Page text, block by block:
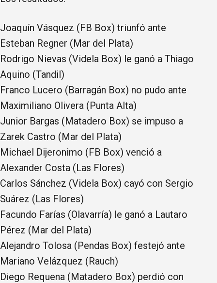
Joaquín Vásquez (FB Box) triunfó ante
Esteban Regner (Mar del Plata)
Rodrigo Nievas (Videla Box) le ganó a Thiago
Aquino (Tandil)
Franco Lucero (Barragán Box) no pudo ante
Maximiliano Olivera (Punta Alta)
Junior Bargas (Matadero Box) se impuso a
Zarek Castro (Mar del Plata)
Michael Dijeronimo (FB Box) venció a
Alexander Costa (Las Flores)
Carlos Sánchez (Videla Box) cayó con Sergio
Suárez (Las Flores)
Facundo Farías (Olavarría) le ganó a Lautaro
Pérez (Mar del Plata)
Alejandro Tolosa (Pendas Box) festejó ante
Mariano Velázquez (Rauch)
Diego Requena (Matadero Box) perdió con